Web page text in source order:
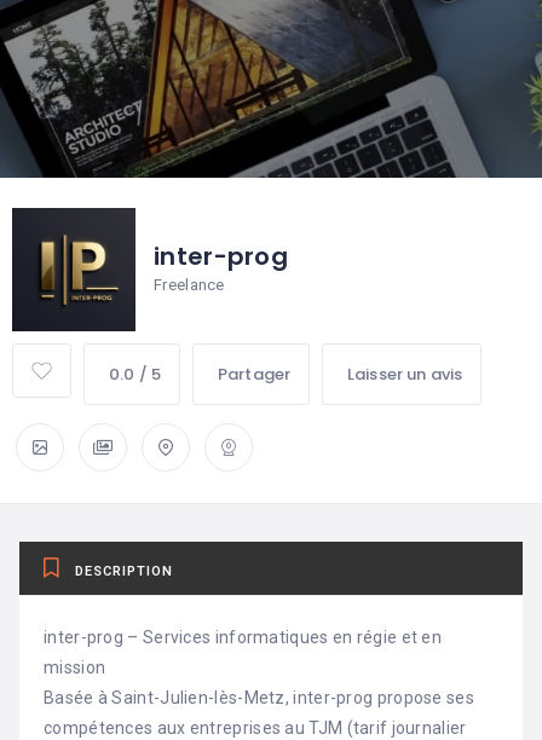
inter-prog
Freelance
0.0 / 5 Partager Laisser un avis
DESCRIPTION
inter-prog – Services informatiques en régie et en
mission
Basée à Saint-Julien-lès-Metz, inter-prog propose ses
compétences aux entreprises au TJM (tarif journalier